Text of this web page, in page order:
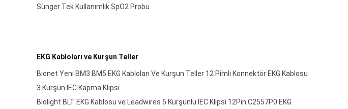
Sünger Tek Kullanımlık SpO2 Probu
EKG Kabloları ve Kurşun Teller
Bionet Yeni BM3 BM5 EKG Kabloları Ve Kurşun Teller 12 Pimli Konnektör EKG Kablosu
3 Kurşun IEC Kapma Klipsi
Biolight BLT EKG Kablosu ve Leadwires 5 Kurşunlu IEC Klipsi 12Pin C2557P0 EKG